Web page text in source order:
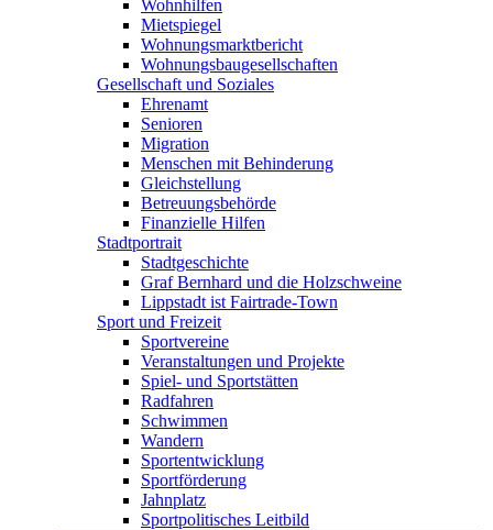
Wohnhilfen
Mietspiegel
Wohnungsmarktbericht
Wohnungsbaugesellschaften
Gesellschaft und Soziales
Ehrenamt
Senioren
Migration
Menschen mit Behinderung
Gleichstellung
Betreuungsbehörde
Finanzielle Hilfen
Stadtportrait
Stadtgeschichte
Graf Bernhard und die Holzschweine
Lippstadt ist Fairtrade-Town
Sport und Freizeit
Sportvereine
Veranstaltungen und Projekte
Spiel- und Sportstätten
Radfahren
Schwimmen
Wandern
Sportentwicklung
Sportförderung
Jahnplatz
Sportpolitisches Leitbild